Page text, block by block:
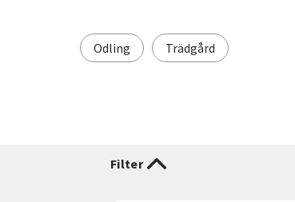
Odling Trädgård
Filter